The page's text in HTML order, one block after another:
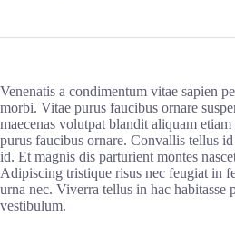
Venenatis a condimentum vitae sapien
morbi. Vitae purus faucibus ornare
maecenas volutpat blandit aliquam
purus faucibus ornare. Convallis tellus
id. Et magnis dis parturient montes
Adipiscing tristique risus nec feugiat in
urna nec. Viverra tellus in hac habitasse
vestibulum.